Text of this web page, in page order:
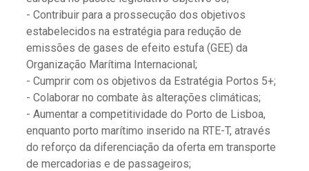
- Contribuir para a prossecução dos objetivos
estabelecidos na estratégia para redução de
emissões de gases de efeito estufa (GEE) da
Organização Marítima Internacional;
- Cumprir com os objetivos da Estratégia Portos 5+;
- Colaborar no combate às alterações climáticas;
- Aumentar a competitividade do Porto de Lisboa,
enquanto porto marítimo inserido na RTE-T, através
do reforço da diferenciação da oferta em transporte
de mercadorias e de passageiros;